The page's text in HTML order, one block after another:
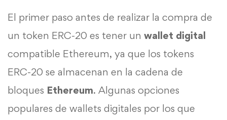
El primer paso antes de realizar la compra de
un token ERC-20 es tener un wallet digital
compatible Ethereum, ya que los tokens
ERC-20 se almacenan en la cadena de
bloques Ethereum. Algunas opciones
populares de wallets digitales por los que